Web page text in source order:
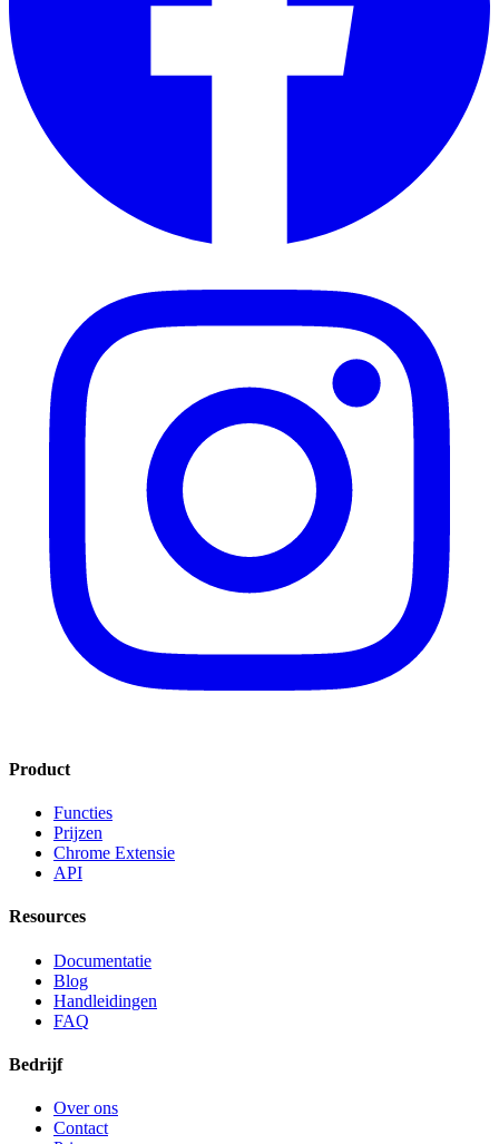
Product
Functies
Prijzen
Chrome Extensie
API
Resources
Documentatie
Blog
Handleidingen
FAQ
Bedrijf
Over ons
Contact